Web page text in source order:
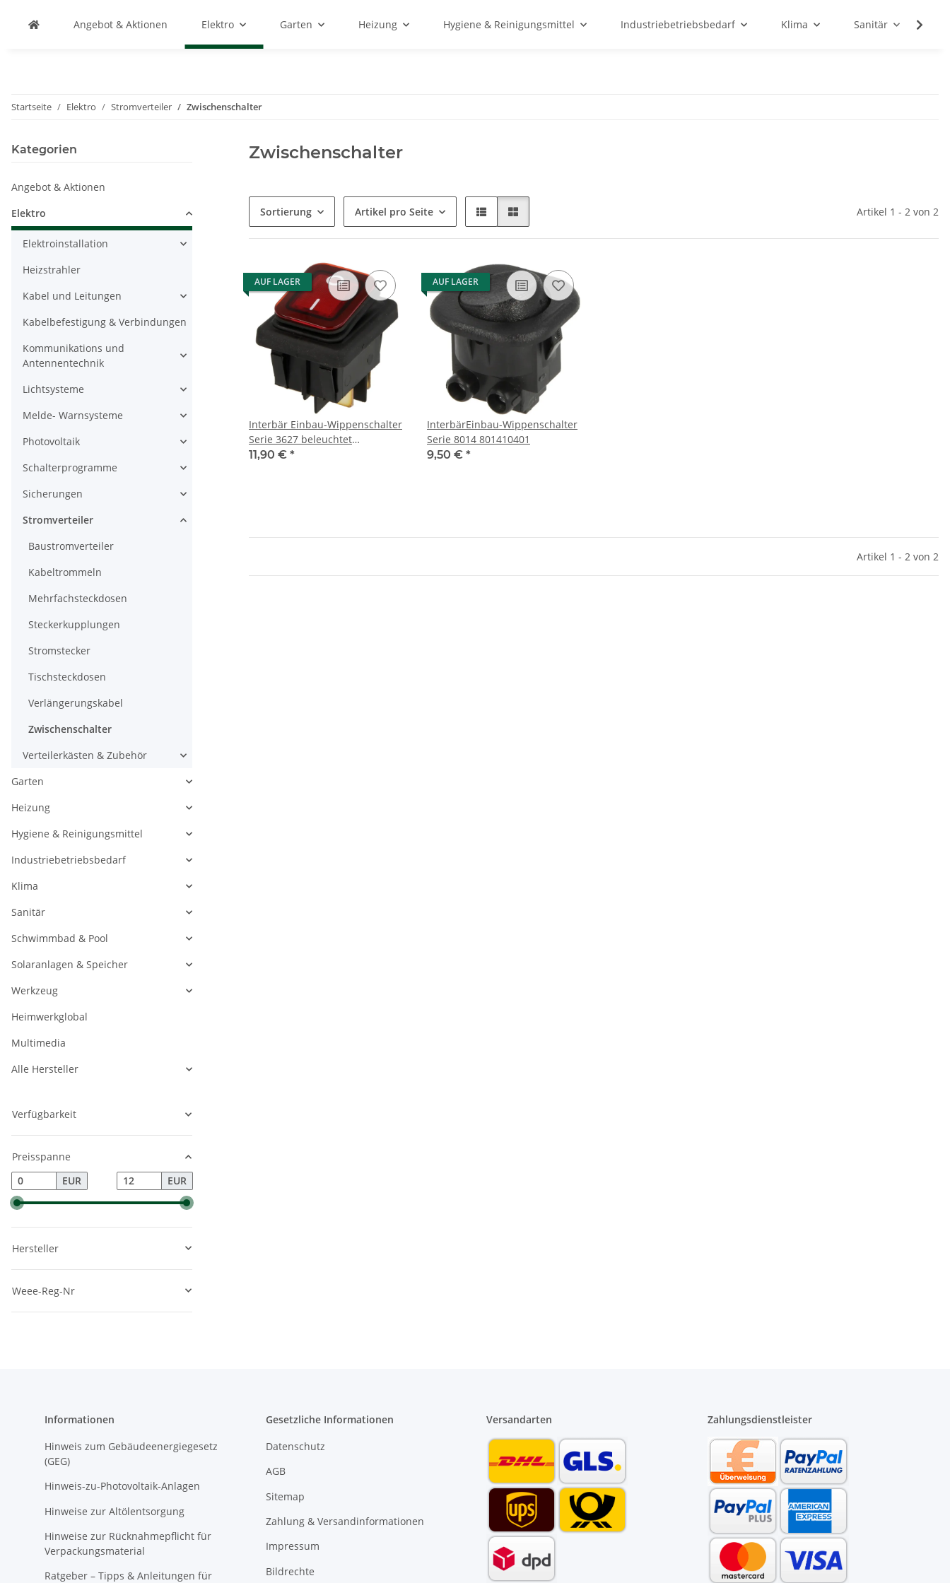
Angebot & Aktionen Elektro Garten Heizung Hygiene & Reinigungsmittel Industriebetriebsbedarf Klima Sanitär
Startseite Elektro Stromverteiler Zwischenschalter
Zwischenschalter
Sortierung Artikel pro Seite Artikel 1 - 2 von 2
AUF LAGER
Interbär Einbau-Wippenschalter
Serie 3627 beleuchtet
362729522
11,90 € *
AUF LAGER
InterbärEinbau-Wippenschalter
Serie 8014 801410401
9,50 € *
Artikel 1 - 2 von 2
Kategorien
Angebot & Aktionen
Elektro
Elektroinstallation
Heizstrahler
Kabel und Leitungen
Kabelbefestigung & Verbindungen
Kommunikations und
Antennentechnik
Lichtsysteme
Melde- Warnsysteme
Photovoltaik
Schalterprogramme
Sicherungen
Stromverteiler
Baustromverteiler
Kabeltrommeln
Mehrfachsteckdosen
Steckerkupplungen
Stromstecker
Tischsteckdosen
Verlängerungskabel
Zwischenschalter
Verteilerkästen & Zubehör
Garten
Heizung
Hygiene & Reinigungsmittel
Industriebetriebsbedarf
Klima
Sanitär
Schwimmbad & Pool
Solaranlagen & Speicher
Werkzeug
Heimwerkglobal
Multimedia
Alle Hersteller
Verfügbarkeit
Preisspanne
EUR
EUR
Hersteller
Weee-Reg-Nr
Informationen
Hinweis zum Gebäudeenergiegesetz
(GEG)
Hinweis-zu-Photovoltaik-Anlagen
Hinweise zur Altölentsorgung
Hinweise zur Rücknahmepflicht für
Verpackungsmaterial
Ratgeber – Tipps & Anleitungen für
Gesetzliche Informationen
Datenschutz
AGB
Sitemap
Zahlung & Versandinformationen
Impressum
Bildrechte
Versandarten Zahlungsdienstleister